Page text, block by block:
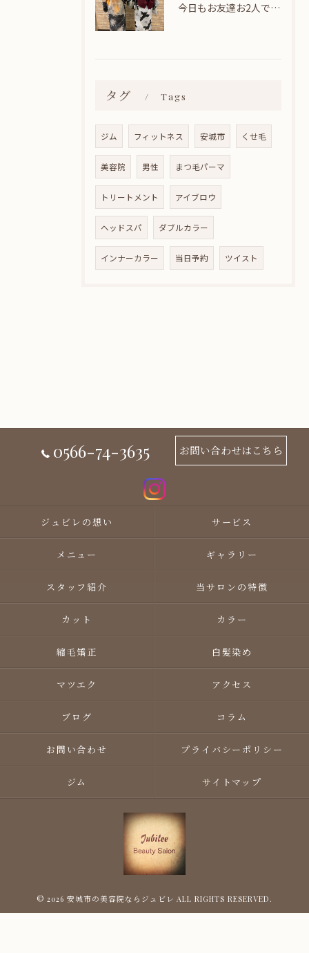
今日もお友達お2人でヘアセットに来てくれました🎀
タグ Tags
ジム フィットネス 安城市 くせ毛
美容院 男性 まつ毛パーマ
トリートメント アイブロウ
ヘッドスパ ダブルカラー
インナーカラー 当日予約 ツイスト
0566-74-3635 お問い合わせはこちら
ジュビレの想い サービス
メニュー ギャラリー
スタッフ紹介 当サロンの特徴
カット カラー
縮毛矯正 白髪染め
マツエク アクセス
ブログ コラム
お問い合わせ プライバシーポリシー
ジム サイトマップ
© 2026 安城市の美容院ならジュビレ ALL RIGHTS RESERVED.